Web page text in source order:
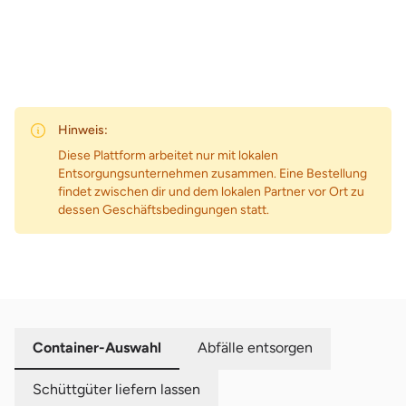
Hinweis:
Diese Plattform arbeitet nur mit lokalen
Entsorgungsunternehmen zusammen. Eine Bestellung
findet zwischen dir und dem lokalen Partner vor Ort zu
dessen Geschäftsbedingungen statt.
Container-Auswahl Abfälle entsorgen
Schüttgüter liefern lassen